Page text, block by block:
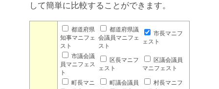
して簡単に比較することができます。
都道府県
知事マニフェ
スト
都道府県議
会議員マニフェ
スト
市長マニフ
ェスト
市議会議
員マニフェス
ト
区長マニフ
ェスト
区議会議員
マニフェスト
町長マニ
町議会議員
村長マニフ